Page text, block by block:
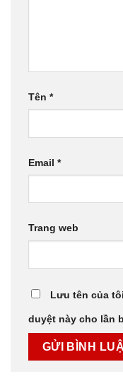
Tên *
Email *
Trang web
Lưu tên của
duyệt này cho lần